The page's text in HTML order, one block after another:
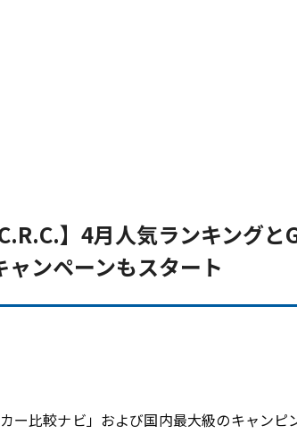
】4月人気ランキングと
ンペーンもスタート
ー比較ナビ」および国内最大級のキャンピ